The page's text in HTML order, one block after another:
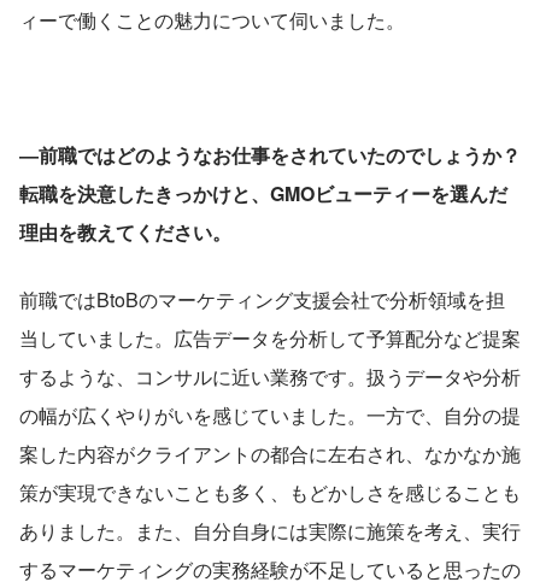
ィーで働くことの魅力について伺いました。
―前職ではどのようなお仕事をされていたのでしょうか？
転職を決意したきっかけと、GMOビューティーを選んだ
理由を教えてください。
前職ではBtoBのマーケティング支援会社で分析領域を担
当していました。広告データを分析して予算配分など提案
するような、コンサルに近い業務です。扱うデータや分析
の幅が広くやりがいを感じていました。一方で、自分の提
案した内容がクライアントの都合に左右され、なかなか施
策が実現できないことも多く、もどかしさを感じることも
ありました。また、自分自身には実際に施策を考え、実行
するマーケティングの実務経験が不足していると思ったの